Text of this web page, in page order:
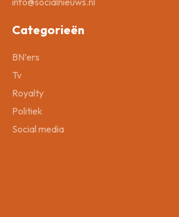
Categorieën
BN’ers
Tv
Royalty
Politiek
Social media